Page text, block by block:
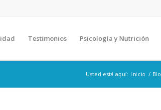
Testimonios Psicología y Nutrición
Usted está aquí: Inicio /